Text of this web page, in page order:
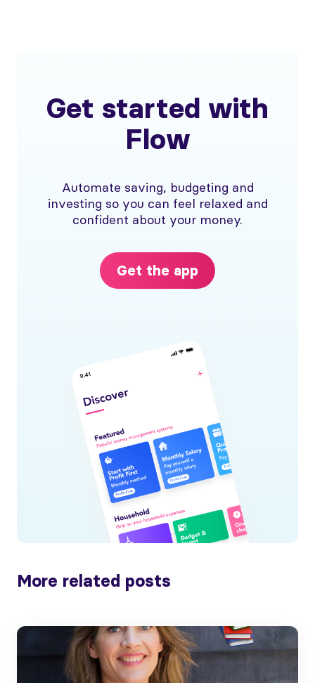
Get started with
Flow
Automate saving, budgeting and
investing so you can feel relaxed and
confident about your money.
Get the app
More related posts